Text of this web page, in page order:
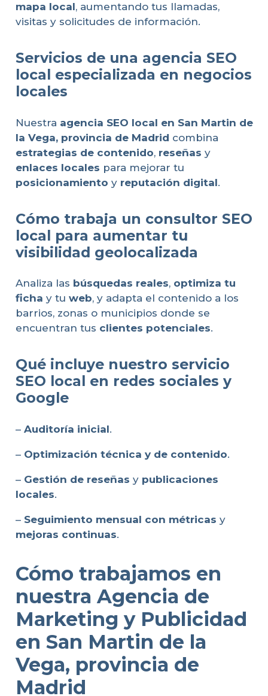
mapa local, aumentando tus llamadas,
visitas y solicitudes de información.
Servicios de una agencia SEO
local especializada en negocios
locales
Nuestra agencia SEO local en San Martin de
la Vega, provincia de Madrid combina
estrategias de contenido, reseñas y
enlaces locales para mejorar tu
posicionamiento y reputación digital.
Cómo trabaja un consultor SEO
local para aumentar tu
visibilidad geolocalizada
Analiza las búsquedas reales, optimiza tu
ficha y tu web, y adapta el contenido a los
barrios, zonas o municipios donde se
encuentran tus clientes potenciales.
Qué incluye nuestro servicio
SEO local en redes sociales y
Google
– Auditoría inicial.
– Optimización técnica y de contenido.
– Gestión de reseñas y publicaciones
locales.
– Seguimiento mensual con métricas y
mejoras continuas.
Cómo trabajamos en
nuestra Agencia de
Marketing y Publicidad
en San Martin de la
Vega, provincia de
Madrid